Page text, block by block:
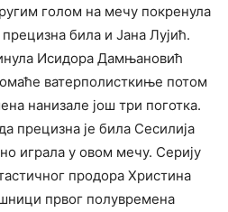
голом на мечу покренула
била и Јана Лујић.
Исидора Дамњановић
ватерполисткиње потом
нанизале још три поготка.
прецизна је била Сесилија
играла у овом мечу. Серију
продора Христина
првог полувремена